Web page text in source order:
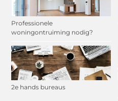
Professionele
woningontruiming nodig?
2e hands bureaus